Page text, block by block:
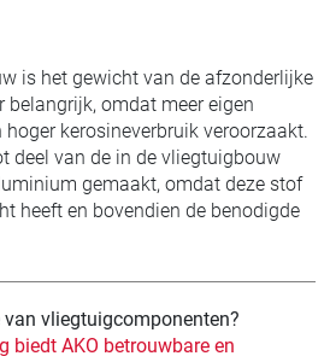
is het gewicht van de afzonderlijke
omdat meer eigen
kerosineverbruik veroorzaakt.
deel van de in de vliegtuigbouw
gemaakt, omdat deze stof
heeft en bovendien de benodigde
vliegtuigcomponenten?
biedt AKO betrouwbare en